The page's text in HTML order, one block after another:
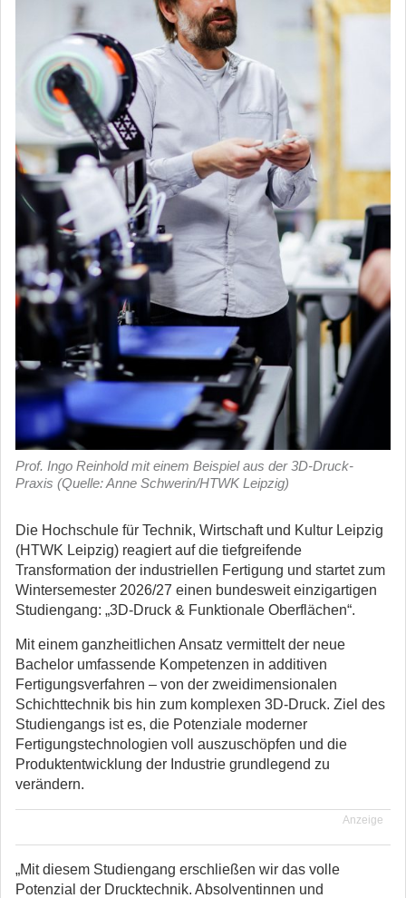
Prof. Ingo Reinhold mit einem Beispiel aus der 3D-Druck-
Praxis (Quelle: Anne Schwerin/HTWK Leipzig)
Die Hochschule für Technik, Wirtschaft und Kultur Leipzig
(HTWK Leipzig) reagiert auf die tiefgreifende
Transformation der industriellen Fertigung und startet zum
Wintersemester 2026/27 einen bundesweit einzigartigen
Studiengang: „3D-Druck & Funktionale Oberflächen“.
Mit einem ganzheitlichen Ansatz vermittelt der neue
Bachelor umfassende Kompetenzen in additiven
Fertigungsverfahren – von der zweidimensionalen
Schichttechnik bis hin zum komplexen 3D-Druck. Ziel des
Studiengangs ist es, die Potenziale moderner
Fertigungstechnologien voll auszuschöpfen und die
Produktentwicklung der Industrie grundlegend zu
verändern.
Anzeige
„Mit diesem Studiengang erschließen wir das volle
Potenzial der Drucktechnik. Absolventinnen und